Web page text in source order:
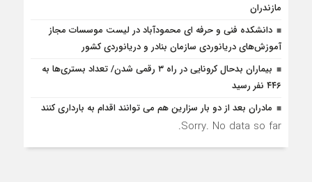
مازندران
دانشکده فنی و حرفه ای محمودآباد در لیست موسسات مجاز
آموزش‌های دریانوردی سازمان بنادر و دریانوردی کشور
بیماران بدحال کرونایی در راه ۳ رقمی شدن/ تعداد بستری‌ها به
۴۴۶ نفر رسید
مادران بعد از دو بار سزارین هم می توانند اقدام به بارداری کنند
Sorry. No data so far.